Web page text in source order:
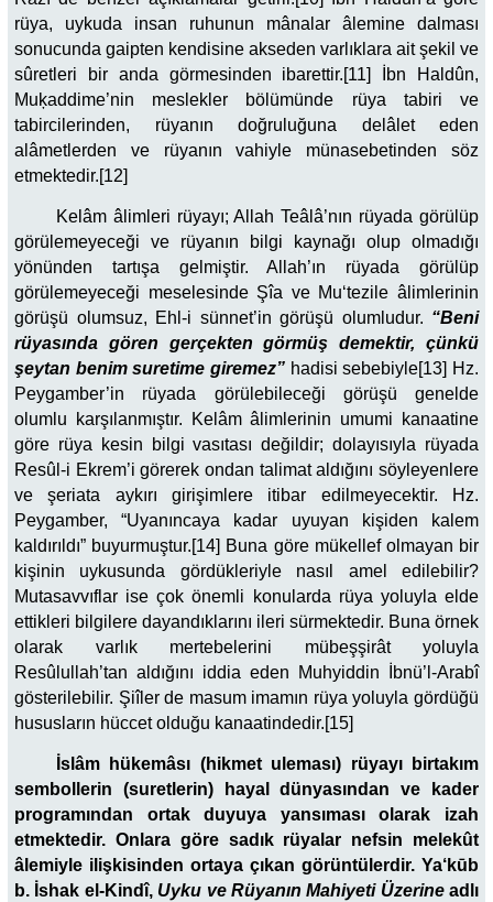
rüya, uykuda insan ruhunun mânalar âlemine dalması
sonucunda gaipten kendisine akseden varlıklara ait şekil ve
sûretleri bir anda görmesinden ibarettir.[11] İbn Haldûn,
Muķaddime’nin meslekler bölümünde rüya tabiri ve
tabircilerinden, rüyanın doğruluğuna delâlet eden
alâmetlerden ve rüyanın vahiyle münasebetinden söz
etmektedir.[12]
Kelâm âlimleri rüyayı; Allah Teâlâ’nın rüyada görülüp
görülemeyeceği ve rüyanın bilgi kaynağı olup olmadığı
yönünden tartışa gelmiştir. Allah’ın rüyada görülüp
görülemeyeceği meselesinde Şîa ve Mu‘tezile âlimlerinin
görüşü olumsuz, Ehl-i sünnet’in görüşü olumludur. “Beni
rüyasında gören gerçekten görmüş demektir, çünkü
şeytan benim suretime giremez” hadisi sebebiyle[13] Hz.
Peygamber’in rüyada görülebileceği görüşü genelde
olumlu karşılanmıştır. Kelâm âlimlerinin umumi kanaatine
göre rüya kesin bilgi vasıtası değildir; dolayısıyla rüyada
Resûl-i Ekrem’i görerek ondan talimat aldığını söyleyenlere
ve şeriata aykırı girişimlere itibar edilmeyecektir. Hz.
Peygamber, “Uyanıncaya kadar uyuyan kişiden kalem
kaldırıldı” buyurmuştur.[14] Buna göre mükellef olmayan bir
kişinin uykusunda gördükleriyle nasıl amel edilebilir?
Mutasavvıflar ise çok önemli konularda rüya yoluyla elde
ettikleri bilgilere dayandıklarını ileri sürmektedir. Buna örnek
olarak varlık mertebelerini mübeşşirât yoluyla
Resûlullah’tan aldığını iddia eden Muhyiddin İbnü’l-Arabî
gösterilebilir. Şiîler de masum imamın rüya yoluyla gördüğü
hususların hüccet olduğu kanaatindedir.[15]
İslâm hükemâsı (hikmet uleması) rüyayı birtakım
sembollerin (suretlerin) hayal dünyasından ve kader
programından ortak duyuya yansıması olarak izah
etmektedir. Onlara göre sadık rüyalar nefsin melekût
âlemiyle ilişkisinden ortaya çıkan görüntülerdir. Ya‘kūb
b. İshak el-Kindî, Uyku ve Rüyanın Mahiyeti Üzerineadlı